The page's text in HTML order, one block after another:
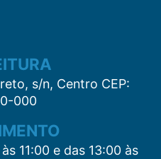
s/n, Centro CEP:
000
11:00 e das 13:00 às